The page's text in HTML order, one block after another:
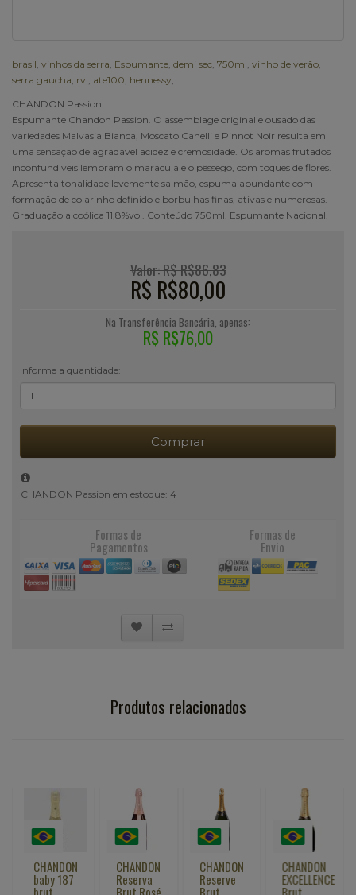
brasil vinhos da serra Espumante demi sec 750ml vinho de verão
serra gaucha rv. ate100 hennessy
CHANDON Passion
Espumante Chandon Passion. O assemblage original e ousado das
variedades Malvasia Bianca, Moscato Canelli e Pinnot Noir resulta em
uma sensação de agradável acidez e cremosidade. Os aromas frutados
inconfundíveis lembram o maracujá e o pêssego, com toques de flores.
Apresenta tonalidade levemente salmão, espuma abundante com
formação de colarinho definido e borbulhas finas, ativas e numerosas.
Graduação alcoólica 11,8%vol. Conteúdo 750ml. Espumante Nacional.
Valor: R$ R$86,83
R$ R$80,00
Na Transferência Bancária, apenas:
R$ R$76,00
Informe a quantidade:
Comprar
CHANDON Passion em estoque: 4
Formas de
Pagamentos
Formas de
Envio
Produtos relacionados
CHANDON
baby 187
brut
CHANDON
Reserva
Brut Rosé
CHANDON
Reserve
Brut
CHANDON
EXCELLENCE
Brut